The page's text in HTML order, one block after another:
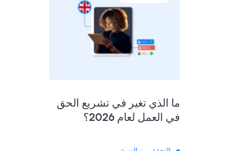
ما الذي تغير في تشريع الحق
في العمل لعام 2026؟